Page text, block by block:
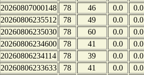
20260807000148
78 46 0.0 0.0
20260806235512
78 49 0.0 0.0
20260806235030
78 60 0.0 0.0
20260806234600
78 41 0.0 0.0
20260806234114
78 39 0.0 0.0
20260806233633
78 41 0.0 0.0